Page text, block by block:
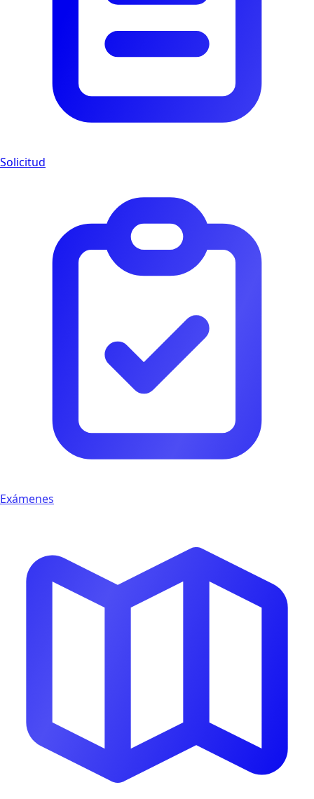
Solicitud
Exámenes